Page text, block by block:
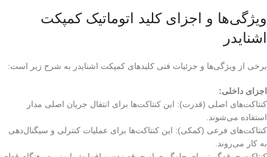
ویژگی‌ها و اجزای کلید اتوماتیک کمپکت
اشنایدر
برخی از ویژگی‌ها و جزئیات فنی کلیدهای کمپکت اشنایدر به شرح زیر است:
اجزای داخلی:
کنتاکت‌های اصلی (قدرت): این کنتاکت‌ها برای انتقال جریان اصلی مدار
استفاده می‌شوند.
کنتاکت‌های فرعی (کمکی): این کنتاکت‌ها برای عملیات کنترلی و سیگنال‌دهی
به کار می‌روند.